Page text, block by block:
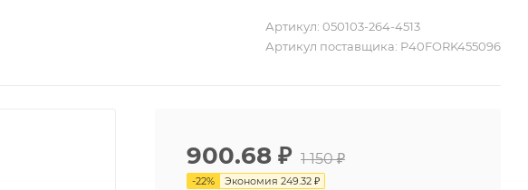
Артикул: 050103-264-4513
Артикул поставщика: P40FORK455096
900.68 ₽ 1 150 ₽
-22% Экономия 249.32 ₽